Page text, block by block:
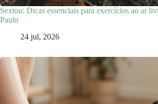
Sextou: Dicas essenciais para exercícios ao ar
Paulo
24 jul, 2026